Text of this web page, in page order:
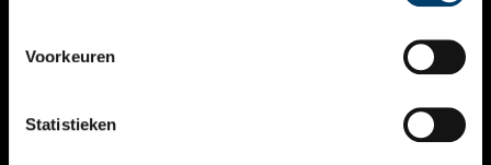
Voorkeuren
Statistieken
KALENDER
THEMA’S